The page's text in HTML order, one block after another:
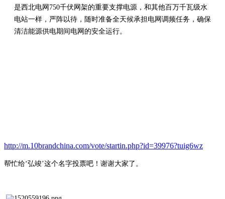
是西北电网750千伏网架的重要支撑电源，和其他百万千瓦级水
电站一样，严阵以待，随时准备全天候承担电网调频任务，确保
清洁能源供电期间电网的安全运行。
http://m.10brandchina.com/vote/startin.php?id=39976?tuig6wz
帮忙给‘弘竣’这个名字投票吧！谢谢大家了。